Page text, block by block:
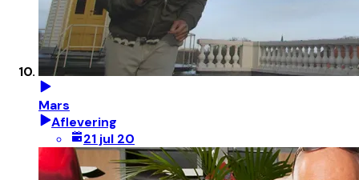
Mars
Aflevering
21 jul 20